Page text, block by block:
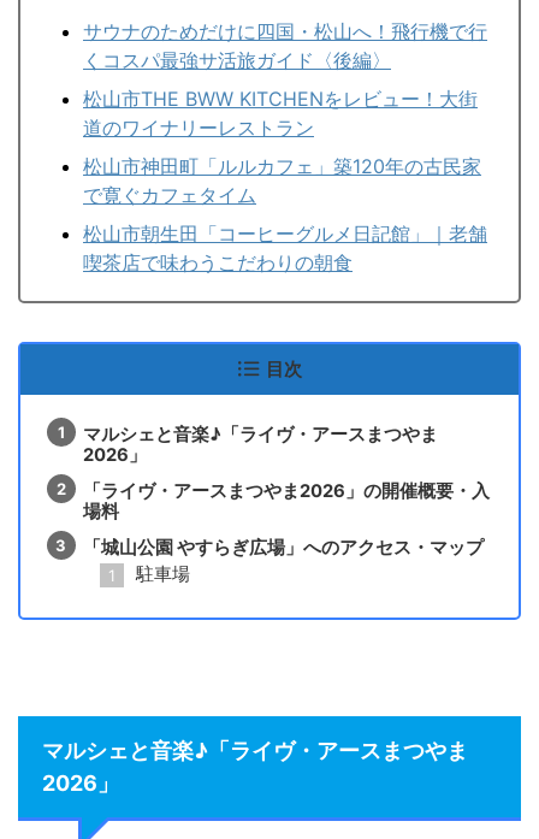
サウナのためだけに四国・松山へ！飛行機で行
くコスパ最強サ活旅ガイド〈後編〉
松山市THE BWW KITCHENをレビュー！大街
道のワイナリーレストラン
松山市神田町「ルルカフェ」築120年の古民家
で寛ぐカフェタイム
松山市朝生田「コーヒーグルメ日記館」｜老舗
喫茶店で味わうこだわりの朝食
目次
マルシェと音楽♪「ライヴ・アースまつやま
2026」
「ライヴ・アースまつやま2026」の開催概要・入
場料
「城山公園 やすらぎ広場」へのアクセス・マップ
駐車場
マルシェと音楽♪「ライヴ・アースまつやま
2026」